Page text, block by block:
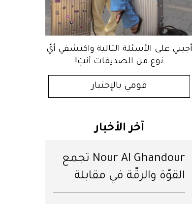
أجيبي على الأسئلة التالية واكتشفي أيّ
نوع من الصديقات أنتِ!
قومي بالإختبار
آخر الأخبار
Nour Al Ghandour تجمع
القوّة والرقّة في مقابلة
خاصّة